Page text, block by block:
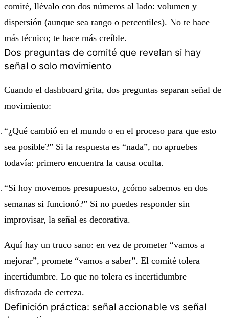
comité, llévalo con dos números al lado: volumen y
dispersión (aunque sea rango o percentiles). No te hace
más técnico; te hace más creíble.
Dos preguntas de comité que revelan si hay
señal o solo movimiento
Cuando el dashboard grita, dos preguntas separan señal de
movimiento:
“¿Qué cambió en el mundo o en el proceso para que esto
sea posible?” Si la respuesta es “nada”, no apruebes
todavía: primero encuentra la causa oculta.
“Si hoy movemos presupuesto, ¿cómo sabemos en dos
semanas si funcionó?” Si no puedes responder sin
improvisar, la señal es decorativa.
Aquí hay un truco sano: en vez de prometer “vamos a
mejorar”, promete “vamos a saber”. El comité tolera
incertidumbre. Lo que no tolera es incertidumbre
disfrazada de certeza.
Definición práctica: señal accionable vs señal